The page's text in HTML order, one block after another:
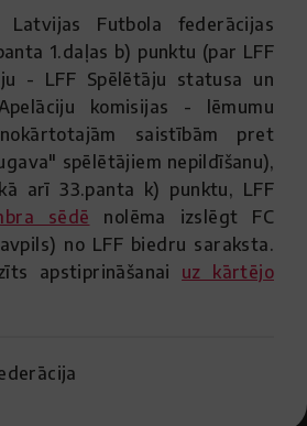
Latvijas Futbola federācijas
1.daļas b) punktu (par LFF
- LFF Spēlētāju statusa un
komisijas - lēmumu
saistībām pret
spēlētājiem nepildīšanu),
arī 33.panta k) punktu, LFF
sēdē nolēma izslēgt FC
no LFF biedru saraksta.
apstiprināšanai uz kārtējo